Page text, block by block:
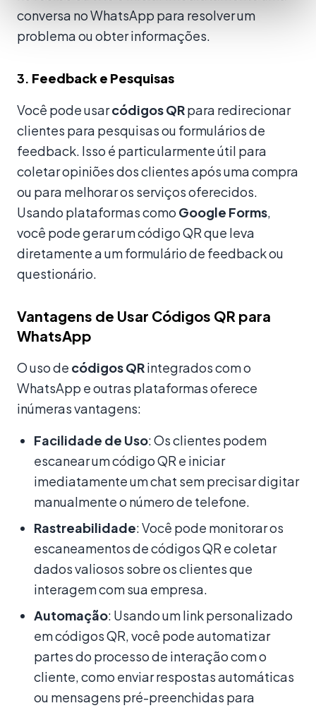
conversa no WhatsApp para resolver um
problema ou obter informações.
3. Feedback e Pesquisas
Você pode usarcódigos QRpara redirecionar
clientes para pesquisas ou formulários de
feedback. Isso é particularmente útil para
coletar opiniões dos clientes após uma compra
ou para melhorar os serviços oferecidos.
Usando plataformas como Google Forms
você pode gerar um código QR que leva
diretamente a um formulário de feedback ou
questionário.
Vantagens de Usar Códigos QR para
WhatsApp
O uso de códigos QRintegrados com o
WhatsApp e outras plataformas oferece
inúmeras vantagens:
Facilidade de Uso: Os clientes podem
escanear um código QR e iniciar
imediatamente um chat sem precisar digitar
manualmente o número de telefone.
Rastreabilidade: Você pode monitorar os
escaneamentos de códigos QR e coletar
dados valiosos sobre os clientes que
interagem com sua empresa.
Automação: Usando um link personalizado
em códigos QR, você pode automatizar
partes do processo de interação com o
cliente, como enviar respostas automáticas
ou mensagens pré-preenchidas para